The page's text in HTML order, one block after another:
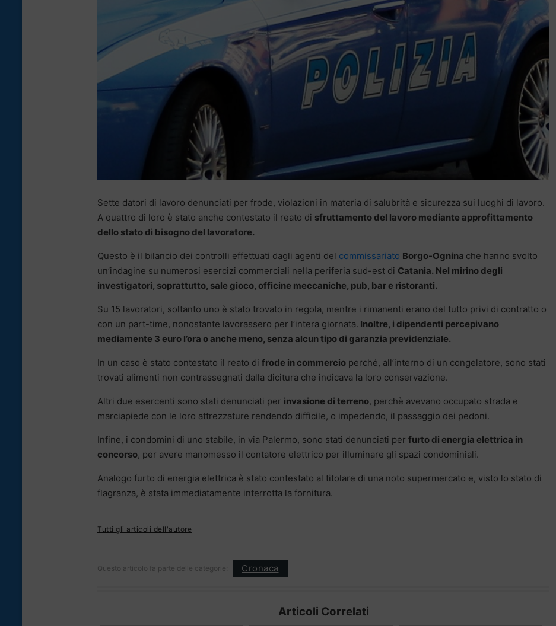
Sette datori di lavoro denunciati per frode, violazioni in materia di salubrità e sicurezza sui luoghi di lavoro.
A quattro di loro è stato anche contestato il reato di sfruttamento del lavoro mediante approfittamento
dello stato di bisogno del lavoratore.
Questo è il bilancio dei controlli effettuati dagli agenti del commissariato Borgo-Ognina che hanno svolto
un’indagine su numerosi esercizi commerciali nella periferia sud-est di Catania. Nel mirino degli
investigatori, soprattutto, sale gioco, officine meccaniche, pub, bar e ristoranti.
Su 15 lavoratori, soltanto uno è stato trovato in regola, mentre i rimanenti erano del tutto privi di contratto o
con un part-time, nonostante lavorassero per l’intera giornata. Inoltre, i dipendenti percepivano
mediamente 3 euro l’ora o anche meno, senza alcun tipo di garanzia previdenziale.
In un caso è stato contestato il reato di frode in commercio perché, all’interno di un congelatore, sono stati
trovati alimenti non contrassegnati dalla dicitura che indicava la loro conservazione.
Altri due esercenti sono stati denunciati per invasione di terreno, perchè avevano occupato strada e
marciapiede con le loro attrezzature rendendo difficile, o impedendo, il passaggio dei pedoni.
Infine, i condomini di uno stabile, in via Palermo, sono stati denunciati per furto di energia elettrica in
concorso, per avere manomesso il contatore elettrico per illuminare gli spazi condominiali.
Analogo furto di energia elettrica è stato contestato al titolare di una noto supermercato e, visto lo stato di
flagranza, è stata immediatamente interrotta la fornitura.
Tutti gli articoli dell'autore
Questo articolo fa parte delle categorie: Cronaca
Articoli Correlati